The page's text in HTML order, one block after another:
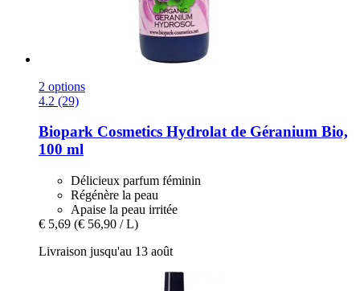
2 options
4.2 (29)
Biopark Cosmetics Hydrolat de Géranium Bio,
100 ml
Délicieux parfum féminin
Régénère la peau
Apaise la peau irritée
€ 5,69 (€ 56,90 / L)
Livraison jusqu'au 13 août